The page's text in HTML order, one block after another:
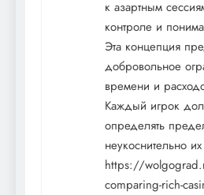
к азартным
контроле и
Эта концепция
добровольное
времени и
Каждый игрок
определять
неукоснительно
https://
comparing-rich-